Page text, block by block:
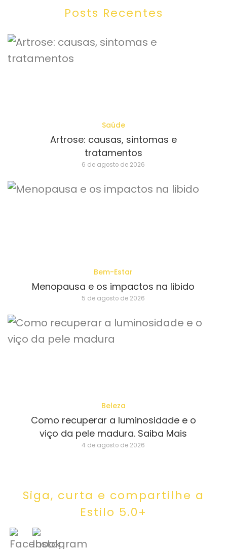
Posts Recentes
Saúde
Artrose: causas, sintomas e
tratamentos
6 de agosto de 2026
Bem-Estar
Menopausa e os impactos na libido
5 de agosto de 2026
Beleza
Como recuperar a luminosidade e o
viço da pele madura. Saiba Mais
4 de agosto de 2026
Siga, curta e compartilhe a
Estilo 5.0+